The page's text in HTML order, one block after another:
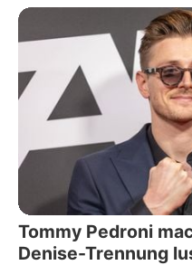
Tommy Pedroni
Denise-Trennung